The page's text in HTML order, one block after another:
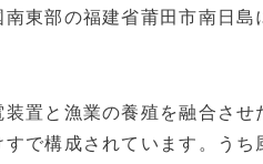
東部の福建省莆田市南日島
装置と漁業の養殖を融合さ
で構成されています。う